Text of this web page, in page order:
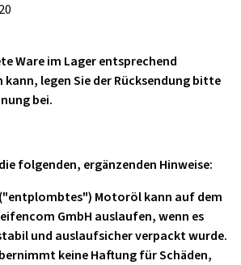
Ware im Lager entsprechend
legen Sie der Rücksendung bitte
bei.
folgenden, ergänzenden Hinweise:
Motoröl kann auf dem
GmbH auslaufen, wenn es
und auslaufsicher verpackt wurde.
keine Haftung für Schäden,